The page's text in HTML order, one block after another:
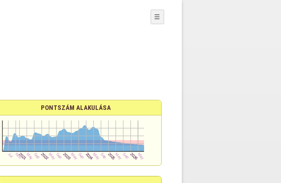
☰
PONTSZÁM ALAKULÁSA